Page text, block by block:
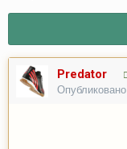
Predator
Опубликовано